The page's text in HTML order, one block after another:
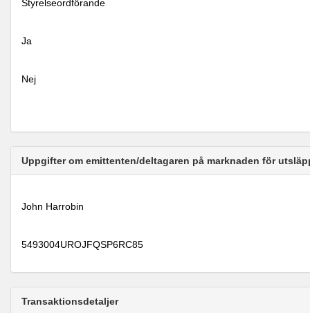
Styrelseordförande
Ja
Nej
Uppgifter om emittenten/deltagaren på marknaden för
John Harrobin
5493004UROJFQSP6RC85
Transaktionsdetaljer